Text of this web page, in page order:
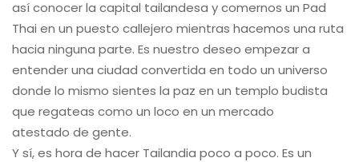
así conocer la capital tailandesa y comernos un Pad
Thai en un puesto callejero mientras hacemos una ruta
hacia ninguna parte. Es nuestro deseo empezar a
entender una ciudad convertida en todo un universo
donde lo mismo sientes la paz en un templo budista
que regateas como un loco en un mercado
atestado de gente.
Y sí, es hora de hacer Tailandia poco a poco. Es un